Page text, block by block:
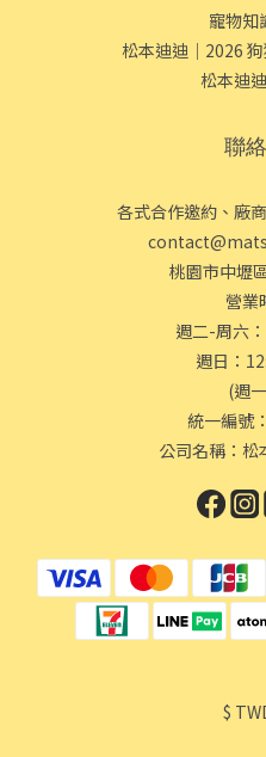
寵物知
松本迪迪｜2026
松本迪
聯
各式合作邀約、廠
桃園市中壢
營業
週二-周六
週日：
(週
統一編號
公司名稱：松
$